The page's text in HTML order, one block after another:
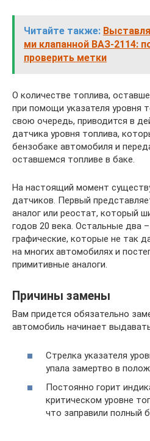
Читайте также:
ми клапанной ВАЗ-2114:
проверить метки
О количестве топлива,
при помощи указателя уровня
свою очередь, приводится в
датчика уровня топлива,
бензобаке автомобиля и
оставшемся топливе в баке.
На настоящий момент
датчиков. Первый
аналог или реостат, который
годов 20 века. Остальные два
графические, которые не так
на многих автомобилях и
примитивные аналоги.
Причины замены
Вам придется обязательно
автомобиль начинает
Стрелка указателя
упала замертво в
Постоянно горит
критическом уровне
что заправили полный